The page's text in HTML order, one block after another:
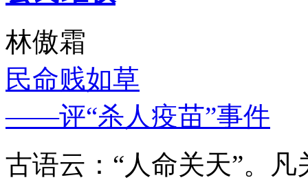
林傲霜
民命贱如草
——评“杀人疫苗”事件
古语云：“人命关天”。